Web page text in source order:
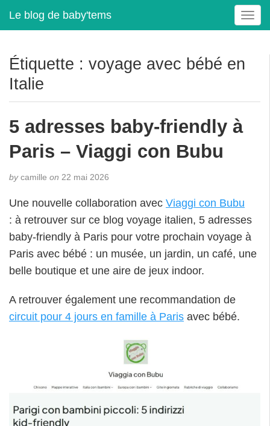
Le blog de baby'tems
T
o
n
Étiquette : voyage avec bébé en
Italie
5 adresses baby-friendly à
Paris – Viaggi con Bubu
bycamille on 22 mai 2026
Une nouvelle collaboration avec Viaggi con Bubu
: à retrouver sur ce blog voyage italien, 5 adresses
baby-friendly à Paris pour votre prochain voyage à
Paris avec bébé : un musée, un jardin, un café, une
belle boutique et une aire de jeux indoor.
A retrouver également une recommandation de
circuit pour 4 jours en famille à Paris avec bébé.